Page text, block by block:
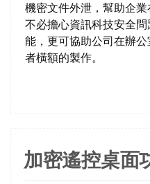
機密文件外泄，幫助企
不必擔心資訊科技安全
能，更可協助公司在辦
者橫額的製作。
加密遙控桌面